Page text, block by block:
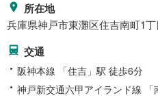
所在地
兵庫県神戸市東灘区住吉南町1丁
交通
阪神本線 「住吉」駅 徒歩6分
神戸新交通六甲アイランド線